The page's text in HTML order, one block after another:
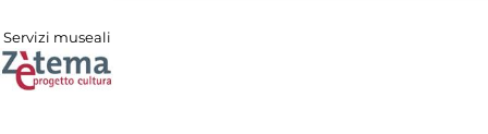
Servizi museali